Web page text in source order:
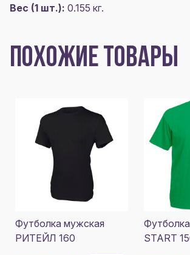
Вес (1 шт.): 0.155 кг.
ПОХОЖИЕ ТОВАРЫ
Футболка мужская
РИТЕЙЛ 160
START